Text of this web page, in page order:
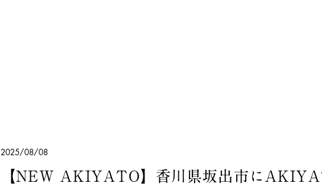
2025/08/08
【NEW AKIYATO】香川県坂出市に